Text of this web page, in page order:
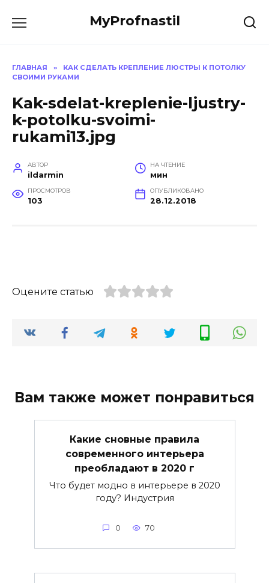
MyProfnastil
ГЛАВНАЯ »
КАК СДЕЛАТЬ КРЕПЛЕНИЕ ЛЮСТРЫ К ПОТОЛКУ
СВОИМИ РУКАМИ
Kak-sdelat-kreplenie-ljustry-
k-potolku-svoimi-
rukami13.jpg
АВТОР
ildarmin
НА ЧТЕНИЕ
мин
ПРОСМОТРОВ
103
ОПУБЛИКОВАНО
28.12.2018
Оцените статью
Вам также может понравиться
Какие сновные правила
современного интерьера
преобладают в 2020 г
Что будет модно в интерьере в 2020
году? Индустрия
0 70